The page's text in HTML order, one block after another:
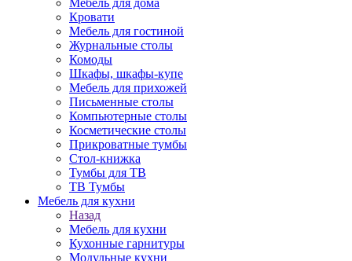
Мебель для дома
Кровати
Мебель для гостиной
Журнальные столы
Комоды
Шкафы, шкафы-купе
Мебель для прихожей
Письменные столы
Компьютерные столы
Косметические столы
Прикроватные тумбы
Стол-книжка
Тумбы для ТВ
ТВ Тумбы
Мебель для кухни
Назад
Мебель для кухни
Кухонные гарнитуры
Модульные кухни